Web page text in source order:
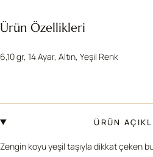
Ürün Özellikleri
6,10 gr, 14 Ayar, Altın, Yeşil Renk
ÜRÜN
Zengin koyu yeşil taşıyla dikkat çeken